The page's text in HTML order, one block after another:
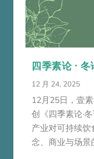
四季素论 · 冬
12 月 24, 2025
12月25日，壹
创《四季素论·
产业对可持续饮
念、商业与场景